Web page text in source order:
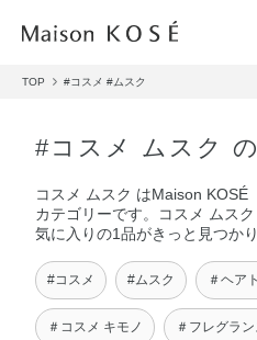
TOP #コスメ #ムスク
#コスメ ムスク
コスメ ムスク はMaison KOSÉ
カテゴリーです。コスメ ムス
気に入りの1品がきっと見つかり
#コスメ #ムスク ＃ヘア
＃コスメ キモノ ＃フレグラ